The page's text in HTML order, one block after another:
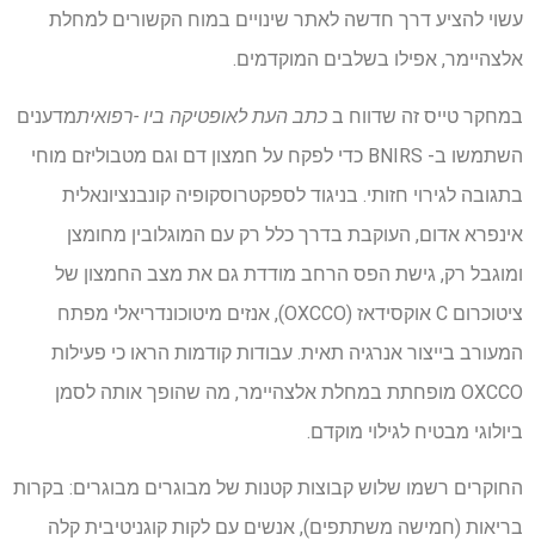
עשוי להציע דרך חדשה לאתר שינויים במוח הקשורים למחלת
אלצהיימר, אפילו בשלבים המוקדמים.
במחקר טייס זה שדווח ב כתב העת לאופטיקה ביו -רפואיתמדענים
השתמשו ב- BNIRS כדי לפקח על חמצון דם וגם מטבוליזם מוחי
בתגובה לגירוי חזותי. בניגוד לספקטרוסקופיה קונבנציונאלית
אינפרא אדום, העוקבת בדרך כלל רק עם המוגלובין מחומצן
ומוגבל רק, גישת הפס הרחב מודדת גם את מצב החמצון של
ציטוכרום C אוקסידאז (OXCCO), אנזים מיטוכונדריאלי מפתח
המעורב בייצור אנרגיה תאית. עבודות קודמות הראו כי פעילות
OXCCO מופחתת במחלת אלצהיימר, מה שהופך אותה לסמן
ביולוגי מבטיח לגילוי מוקדם.
החוקרים רשמו שלוש קבוצות קטנות של מבוגרים מבוגרים: בקרות
בריאות (חמישה משתתפים), אנשים עם לקות קוגניטיבית קלה